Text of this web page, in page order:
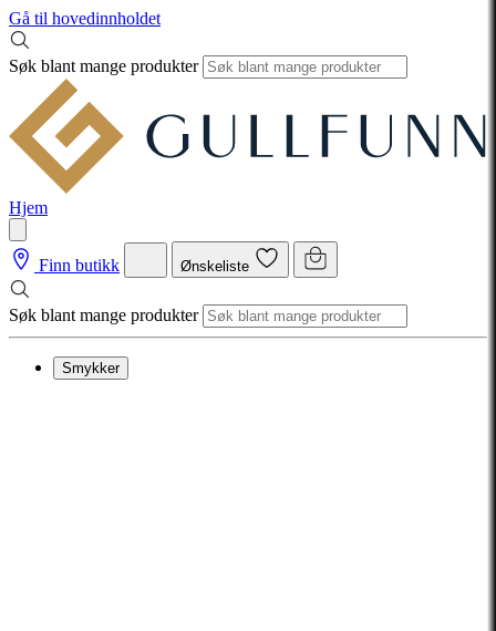
Gå til hovedinnholdet
Søk blant mange produkter
Hjem
Finn butikk Ønskeliste
Søk blant mange produkter
Smykker